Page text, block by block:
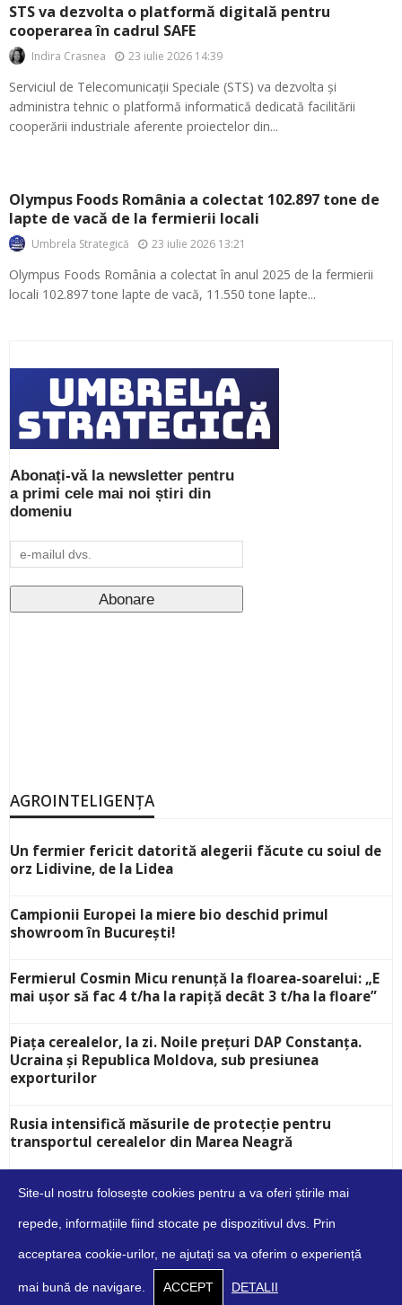
STS va dezvolta o platformă digitală pentru
cooperarea în cadrul SAFE
Indira Crasnea 23 iulie 2026 14:39
Serviciul de Telecomunicații Speciale (STS) va dezvolta și
administra tehnic o platformă informatică dedicată facilitării
cooperării industriale aferente proiectelor din...
Olympus Foods România a colectat 102.897 tone de
lapte de vacă de la fermierii locali
Umbrela Strategică 23 iulie 2026 13:21
Olympus Foods România a colectat în anul 2025 de la fermierii
locali 102.897 tone lapte de vacă, 11.550 tone lapte...
Abonați-vă la newsletter pentru
a primi cele mai noi știri din
domeniu
AGROINTELIGENȚA
Un fermier fericit datorită alegerii făcute cu soiul de
orz Lidivine, de la Lidea
Campionii Europei la miere bio deschid primul
showroom în București!
Fermierul Cosmin Micu renunță la floarea-soarelui: „E
mai ușor să fac 4 t/ha la rapiță decât 3 t/ha la floare”
Piața cerealelor, la zi. Noile prețuri DAP Constanța.
Ucraina și Republica Moldova, sub presiunea
exporturilor
Rusia intensifică măsurile de protecție pentru
transportul cerealelor din Marea Neagră
Despre Contact Cookies Confidențialitate
Site-ul nostru folosește cookies pentru a va oferi știrile mai
repede, informațiile fiind stocate pe dispozitivul dvs. Prin
acceptarea cookie-urilor, ne ajutați sa va oferim o experiență
mai bună de navigare. ACCEPT DETALII